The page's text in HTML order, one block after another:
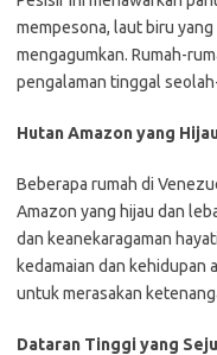
mempesona, laut biru
mengagumkan. Rumah-
pengalaman tinggal
Hutan Amazon yang
Beberapa rumah di
Amazon yang hijau dan
dan keanekaragaman
kedamaian dan kehidupan
untuk merasakan
Dataran Tinggi yang